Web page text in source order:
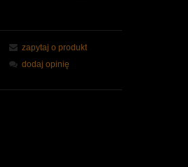
zapytaj o produkt
dodaj opinię